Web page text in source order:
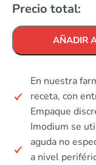
Precio total:
AÑADIR
En nuestra
receta, con
Empaque
Imodium se
aguda no
a nivel